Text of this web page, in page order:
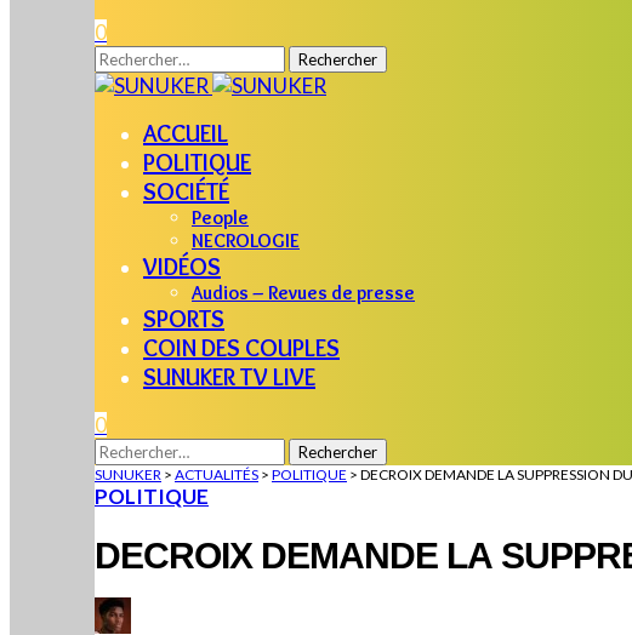
0
Rechercher :
ACCUEIL
POLITIQUE
SOCIÉTÉ
People
NECROLOGIE
VIDÉOS
Audios – Revues de presse
SPORTS
COIN DES COUPLES
SUNUKER TV LIVE
0
Rechercher :
SUNUKER > ACTUALITÉS > POLITIQUE > DECROIX DEMANDE LA SUPPRESSION
POLITIQUE
DECROIX DEMANDE LA